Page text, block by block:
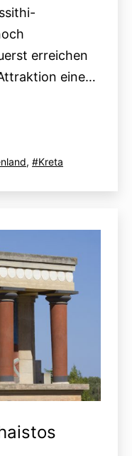
erreichen
eine…
, Kreta